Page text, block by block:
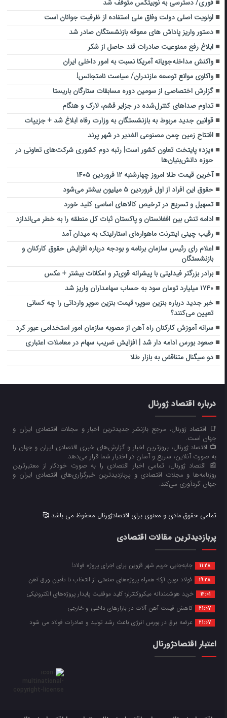
فوری/ دسترسی به نوبیتکس متوقف شد
اولویت اصلی دولت وفاق ملی استفاده از ظرفیت جوانان است
دستور واریز پاداش‌ های معوقه بازنشستگان صادر شد
ابلاغ رفع ممنوعیت صادرات قند حاصل از شکر
واکنش مداخله‌جویانه آمریکا نسبت به امور داخلی ایران
واکاوی موانع توسعه مازندران/ سیاست نامتجانس!
گزارش اختصاصی از سومین دوره مسابقات ستارگان باریستا
تداوم صداهای کنترل‌شده در جزایر قشم، لارک و هنگام
قوانین جدید مربوط به بازنشستگان به وزارت رفاه ابلاغ شد + جزییات
افتتاح زمین چمن مصنوعی الغدیر در شهر پرند
«یزد» پایتخت تعاون کشور است| رتبه دوم کشوری شرکت‌های تعاونی در
حوزه دانش‌بنیان‌ها
آخرین قیمت طلا امروز چهارشنبه ۱۲ فروردین ۱۴۰۵
حقوق این افراد از اول فروردین ۵ میلیون بیشتر می‌شود
تسهیل و تسریع در ترخیص کالاهای اساسی کلید خورد
ادامه تنش‌ بین افغانستان و پاکستان ثبات کل منطقه را به خطر می‌اندازد
رقیب چینی اینترنت ماهواره‌ای استارلینک به میدان آمد
اعلام رای رئیس سازمان برنامه و بودجه درباره افزایش حقوق کارکنان و
بازنشستگان
برادر بزرگتر فیدلیتی با پیشرانه قوی‌تر و امکانات بیشتر + عکس
۱۷۴۰ میلیارد تومان سود به حساب سهامداران واریز شد
خبر جدید درباره بنزین سوپر؛ قیمت بنزین سوپر وارداتی را چه کسانی
تعیین می‌کنند؟
سرانه آموزش کارکنان راه آهن از مصوبه سازمان امور استخدامی عبور کرد
صعود بورس ادامه دار شد | افزایش ضریب سهام در معاملات اعتباری
دو سیگنال متناقض به بازار طلا
درباره اقتصاد ژورنال
📑 اقتصاد ژورنال، مرجع بازنشر جدیدترین اخبار و مجلات اقتصادی ایران و
جهان است.
📺 اقتصاد ژورنال، بروزترین اخبار و گزارش‌های خبری اقتصادی ایران و جهان را
به صورت آنلاین، سریع و آسان در اختیار شما قرار می‌‌دهد.
📰 اقتصاد ژورنال، تمامی اخبار اقتصادی را به صورت خودکار از معتبرترین
روزنامه‌ها و مجلات اقتصادی و پربازدیدترین خبرگزاری‌های اقتصادی ایران و
جهان گردآوری می‌کند.
تمامی حقوق مادی و معنوی برای اقتصادژورنال محفوظ می باشد 🥰
پربازدیدترین مقالات اقتصادی
11:28 جابه‌جایی حریم شهر قزوین برای اجرای پروژه فولاد!
19:28 فولاد نوین آرکا؛ همراه پروژه‌های صنعتی از انتخاب تا تأمین ورق آهن
12:01 خرید هوشمندانه میکروکنترلر؛ کلید موفقیت پایدار پروژه‌های الکترونیکی
21:07 کاهش قیمت آهن آلات در بازارهای داخلی و خارجی
21:07 عرضه برق در بورس انرژی باعث رشد تولید و صادرات فولاد می شود
اعتبار اقتصادژورنال